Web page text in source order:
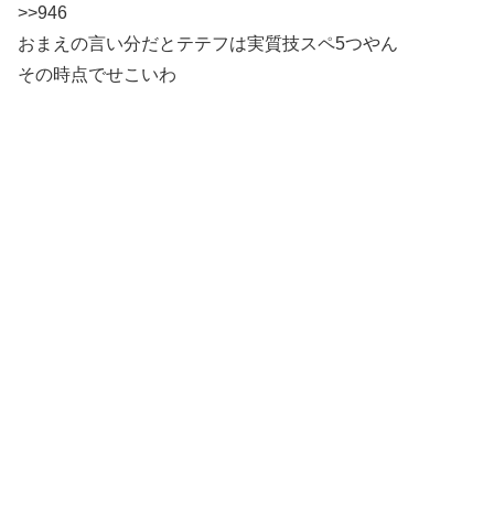
>>946
おまえの言い分だとテテフは実質技スペ5つやん
その時点でせこいわ